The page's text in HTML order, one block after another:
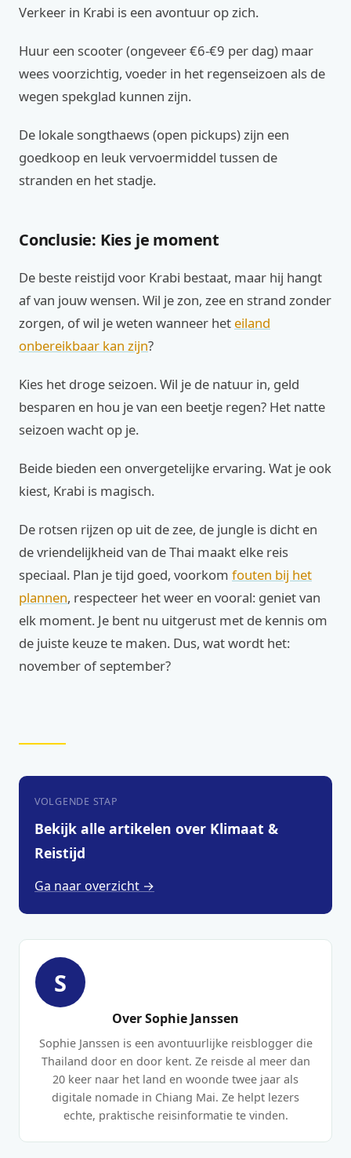
Verkeer in Krabi is een avontuur op zich.
Huur een scooter (ongeveer €6-€9 per dag) maar
wees voorzichtig, voeder in het regenseizoen als de
wegen spekglad kunnen zijn.
De lokale songthaews (open pickups) zijn een
goedkoop en leuk vervoermiddel tussen de
stranden en het stadje.
Conclusie: Kies je moment
De beste reistijd voor Krabi bestaat, maar hij hangt
af van jouw wensen. Wil je zon, zee en strand zonder
zorgen, of wil je weten wanneer het eiland
onbereikbaar kan zijn?
Kies het droge seizoen. Wil je de natuur in, geld
besparen en hou je van een beetje regen? Het natte
seizoen wacht op je.
Beide bieden een onvergetelijke ervaring. Wat je ook
kiest, Krabi is magisch.
De rotsen rijzen op uit de zee, de jungle is dicht en
de vriendelijkheid van de Thai maakt elke reis
speciaal. Plan je tijd goed, voorkom fouten bij het
plannen, respecteer het weer en vooral: geniet van
elk moment. Je bent nu uitgerust met de kennis om
de juiste keuze te maken. Dus, wat wordt het:
november of september?
VOLGENDE STAP
Bekijk alle artikelen over Klimaat &
Reistijd
Ga naar overzicht →
S
Over Sophie Janssen
Sophie Janssen is een avontuurlijke reisblogger die
Thailand door en door kent. Ze reisde al meer dan
20 keer naar het land en woonde twee jaar als
digitale nomade in Chiang Mai. Ze helpt lezers
echte, praktische reisinformatie te vinden.